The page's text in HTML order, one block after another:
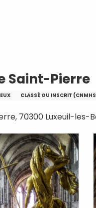
Saint-Pierre
CLASSÉ OU INSCRIT
70300 Luxeuil-les-